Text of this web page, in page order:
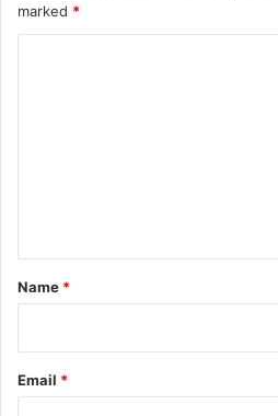
marked *
*
Name *
Email *